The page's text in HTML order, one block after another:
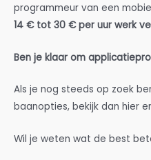
programmeur van een
14 € tot 30 € per uur werk
Ben je klaar om
Als je nog steeds op zoek
baanopties, bekijk dan hier
Wil je weten wat de best